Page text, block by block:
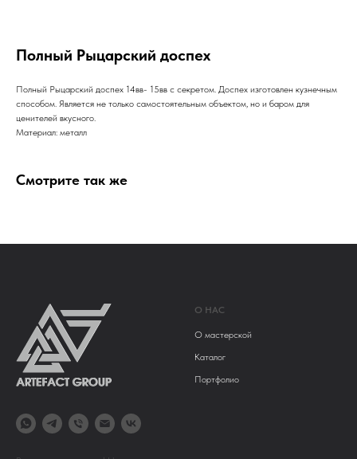
Полный Рыцарский доспех
Полный Рыцарский доспех 14вв- 15вв с секретом. Доспех изготовлен кузнечным
способом. Является не только самостоятельным объектом, но и баром для
ценителей вкусного.
Материал: металл
Смотрите так же
О НАС
О мастерской
Каталог
Портфолио